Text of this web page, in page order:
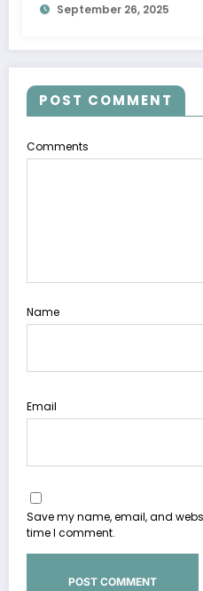
September 26, 2025
POST COMMENT
Comments
Name
Email
Save my name, email, and
time I comment.